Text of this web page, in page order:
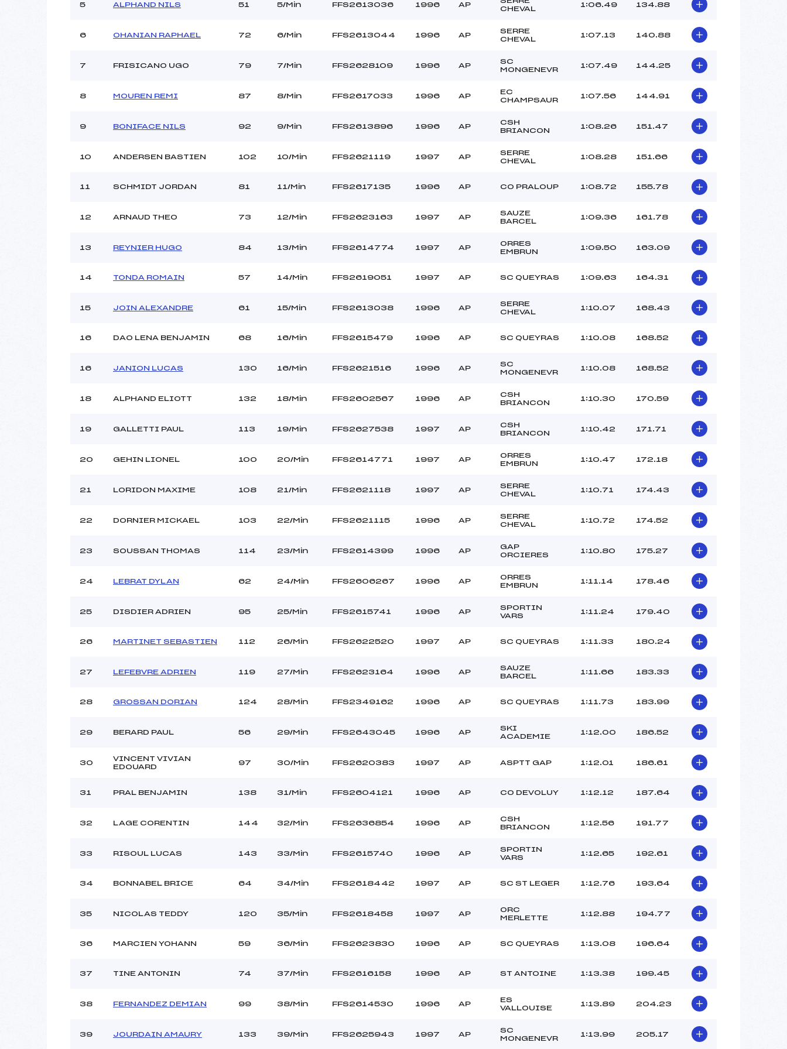
Météo :
BEAU
Température départ :
-6
Pénalité appliquée :
121.7600
5 ALPHAND NILS 51 5/Min FFS2613036 1996 AP
CHEVAL
1:06.49 134.88
6 OHANIAN RAPHAEL 72 6/Min FFS2613044 1996 AP
SERRE
CHEVAL
1:07.13 140.88
7 FRISICANO UGO 79 7/Min FFS2628109 1996 AP
SC
MONGENEVR
1:07.49 144.25
8 MOUREN REMI 87 8/Min FFS2617033 1996 AP
EC
CHAMPSAUR
1:07.56 144.91
9 BONIFACE NILS 92 9/Min FFS2613896 1996 AP
CSH
BRIANCON
1:08.26 151.47
10 ANDERSEN BASTIEN 102 10/Min FFS2621119 1997 AP
SERRE
CHEVAL
1:08.28 151.66
11 SCHMIDT JORDAN 81 11/Min FFS2617135 1996 AP CO PRALOUP 1:08.72 155.78
12 ARNAUD THEO 73 12/Min FFS2623163 1997 AP
SAUZE
BARCEL
1:09.36 161.78
13 REYNIER HUGO 84 13/Min FFS2614774 1997 AP
ORRES
EMBRUN
1:09.50 163.09
14 TONDA ROMAIN 57 14/Min FFS2619051 1997 AP SC QUEYRAS 1:09.63 164.31
15 JOIN ALEXANDRE 61 15/Min FFS2613038 1996 AP
SERRE
CHEVAL
1:10.07 168.43
16 DAO LENA BENJAMIN 68 16/Min FFS2615479 1996 AP SC QUEYRAS 1:10.08 168.52
16 JANION LUCAS 130 16/Min FFS2621516 1996 AP
SC
MONGENEVR
1:10.08 168.52
18 ALPHAND ELIOTT 132 18/Min FFS2602567 1996 AP
CSH
BRIANCON
1:10.30 170.59
19 GALLETTI PAUL 113 19/Min FFS2627538 1997 AP
CSH
BRIANCON
1:10.42 171.71
20 GEHIN LIONEL 100 20/Min FFS2614771 1997 AP
ORRES
EMBRUN
1:10.47 172.18
21 LORIDON MAXIME 108 21/Min FFS2621118 1997 AP
SERRE
CHEVAL
1:10.71 174.43
22 DORNIER MICKAEL 103 22/Min FFS2621115 1996 AP
SERRE
CHEVAL
1:10.72 174.52
23 SOUSSAN THOMAS 114 23/Min FFS2614399 1996 AP
GAP
ORCIERES
1:10.80 175.27
24 LEBRAT DYLAN 62 24/Min FFS2606267 1996 AP
ORRES
EMBRUN
1:11.14 178.46
25 DISDIER ADRIEN 95 25/Min FFS2615741 1996 AP
SPORTIN
VARS
1:11.24 179.40
26 MARTINET SEBASTIEN 112 26/Min FFS2622520 1997 AP SC QUEYRAS 1:11.33 180.24
27 LEFEBVRE ADRIEN 119 27/Min FFS2623164 1996 AP
SAUZE
BARCEL
1:11.66 183.33
28 GROSSAN DORIAN 124 28/Min FFS2349162 1996 AP SC QUEYRAS 1:11.73 183.99
29 BERARD PAUL 56 29/Min FFS2643045 1996 AP
SKI
ACADEMIE
1:12.00 186.52
30
VINCENT VIVIAN
EDOUARD
97 30/Min FFS2620383 1997 AP ASPTT GAP 1:12.01 186.61
31 PRAL BENJAMIN 138 31/Min FFS2604121 1996 AP CO DEVOLUY 1:12.12 187.64
32 LAGE CORENTIN 144 32/Min FFS2636854 1996 AP
CSH
BRIANCON
1:12.56 191.77
33 RISOUL LUCAS 143 33/Min FFS2615740 1996 AP
SPORTIN
VARS
1:12.65 192.61
34 BONNABEL BRICE 64 34/Min FFS2618442 1997 AP SC ST LEGER 1:12.76 193.64
35 NICOLAS TEDDY 120 35/Min FFS2618458 1997 AP
ORC
MERLETTE
1:12.88 194.77
36 MARCIEN YOHANN 59 36/Min FFS2623830 1996 AP SC QUEYRAS 1:13.08 196.64
37 TINE ANTONIN 74 37/Min FFS2616158 1996 AP ST ANTOINE 1:13.38 199.45
38 FERNANDEZ DEMIAN 99 38/Min FFS2614530 1996 AP
ES
VALLOUISE
1:13.89 204.23
39 JOURDAIN AMAURY 133 39/Min FFS2625943 1997 AP
SC
MONGENEVR
1:13.99 205.17